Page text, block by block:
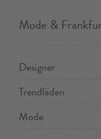
Mode &
Designer
Trendläden
Mode